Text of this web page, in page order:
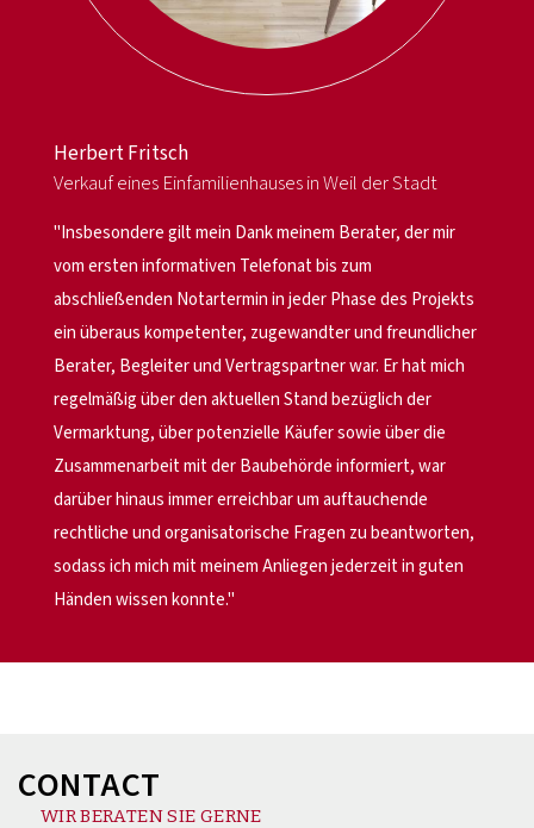
Herbert Fritsch
Verkauf eines Einfamilienhauses in Weil der Stadt
"Insbesondere gilt mein Dank meinem Berater, der mir
vom ersten informativen Telefonat bis zum
abschließenden Notartermin in jeder Phase des Projekts
ein überaus kompetenter, zugewandter und freundlicher
Berater, Begleiter und Vertragspartner war. Er hat mich
regelmäßig über den aktuellen Stand bezüglich der
Vermarktung, über potenzielle Käufer sowie über die
Zusammenarbeit mit der Baubehörde informiert, war
darüber hinaus immer erreichbar um auftauchende
rechtliche und organisatorische Fragen zu beantworten,
sodass ich mich mit meinem Anliegen jederzeit in guten
Händen wissen konnte."
Wolfgang Glaser
Verkauf eine Einfamilienhauses in Leonberg-Höfingen
Jens Brucker
Verkauf eines Mehrfamilienhauses in Stuttgart
Karl-Heinz Winter
Verkauf eines Einfamilienhauses in Waiblingen
Michael Kieß
Verkauf eines Einfamilienhauses in Remseck
Hans Werner Reinhard
Kauf eines Einfamilienhauses in Remshalden
Anonymer Verkäufer, Stuttgart
Verkauf Eigentumswohnung in Stuttgart
Anonymer Verkäufer, Passau
Verkauf einer Eigentumswohnung in Tübingen
CONTACT
WIR BERATEN SIE GERNE